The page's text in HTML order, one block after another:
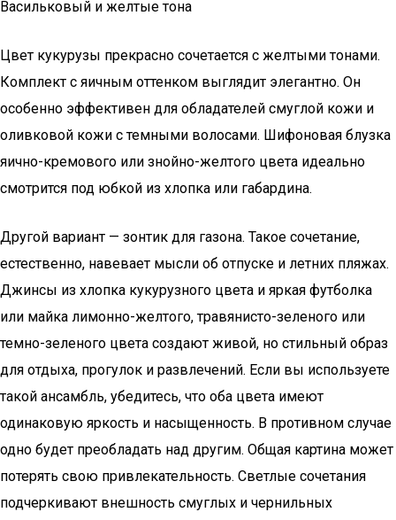
Васильковый и желтые тона
Цвет кукурузы прекрасно сочетается с желтыми тонами.
Комплект с яичным оттенком выглядит элегантно. Он
особенно эффективен для обладателей смуглой кожи и
оливковой кожи с темными волосами. Шифоновая блузка
яично-кремового или знойно-желтого цвета идеально
смотрится под юбкой из хлопка или габардина.
Другой вариант — зонтик для газона. Такое сочетание,
естественно, навевает мысли об отпуске и летних пляжах.
Джинсы из хлопка кукурузного цвета и яркая футболка
или майка лимонно-желтого, травянисто-зеленого или
темно-зеленого цвета создают живой, но стильный образ
для отдыха, прогулок и развлечений. Если вы используете
такой ансамбль, убедитесь, что оба цвета имеют
одинаковую яркость и насыщенность. В противном случае
одно будет преобладать над другим. Общая картина может
потерять свою привлекательность. Светлые сочетания
подчеркивают внешность смуглых и чернильных